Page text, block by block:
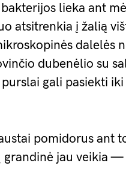
lieka ant
atsitrenkia į žalią
dalelės
dubenėlio su
gali pasiekti
pomidorus ant
jau veikia —